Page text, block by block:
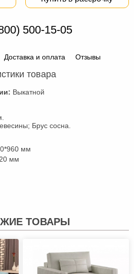
500-15-05
Доставка и оплата Отзывы
товара
Выкатной
Брус сосна.
мм
мм
ТОВАРЫ